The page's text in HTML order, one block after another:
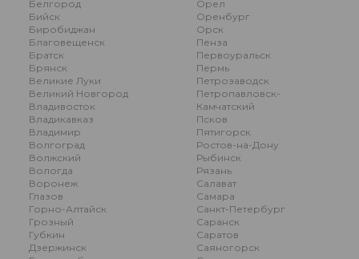
Белгород
Бийск
Биробиджан
Благовещенск
Братск
Брянск
Великие Луки
Великий Новгород
Владивосток
Владикавказ
Владимир
Волгоград
Волжский
Вологда
Воронеж
Глазов
Горно-Алтайск
Грозный
Губкин
Дзержинск
Орел
Оренбург
Орск
Пенза
Первоуральск
Пермь
Петрозаводск
Петропавловск-
Камчатский
Псков
Пятигорск
Ростов-на-Дону
Рыбинск
Рязань
Салават
Самара
Санкт-Петербург
Саранск
Саратов
Саяногорск